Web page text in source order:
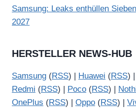
Samsung: Leaks enthüllen
2027
HERSTELLER NEWS-HUB
Samsung (RSS) | Huawei (RSS) |
Redmi (RSS) | Poco (RSS) |
OnePlus (RSS) | Oppo (RSS) |